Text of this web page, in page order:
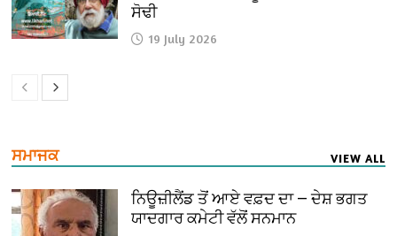
ਸੋਢੀ
19 July 2026
ਸਮਾਜਕ VIEW ALL
ਨਿਊਜ਼ੀਲੈਂਡ ਤੋਂ ਆਏ ਵਫ਼ਦ ਦਾ — ਦੇਸ਼ ਭਗਤ
ਯਾਦਗਾਰ ਕਮੇਟੀ ਵੱਲੋਂ ਸਨਮਾਨ